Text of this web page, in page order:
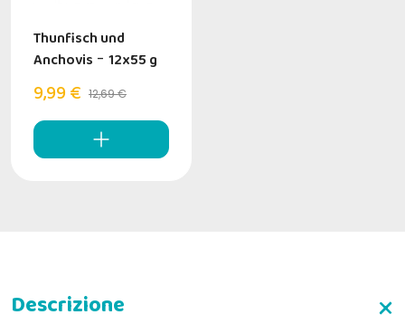
Thunfisch und
Anchovis - 12x55 g
9,99 € 12,69 €